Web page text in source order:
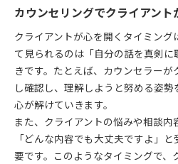
カウンセリングでクライアン
クライアントが心を開くタイミング
て見られるのは「自分の話を真剣に
きです。たとえば、カウンセラーが
し確認し、理解しようと努める姿
心が解けていきます。
また、クライアントの悩みや相談内
「どんな内容でも大丈夫ですよ」
要です。このようなタイミングで、